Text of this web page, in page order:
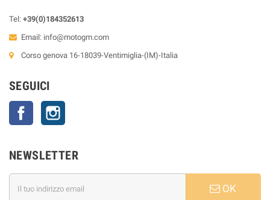
Tel: +39(0)184352613
Email: info@motogm.com
Corso genova 16-18039-Ventimiglia-(IM)-Italia
SEGUICI
Facebook
NEWSLETTER
OK